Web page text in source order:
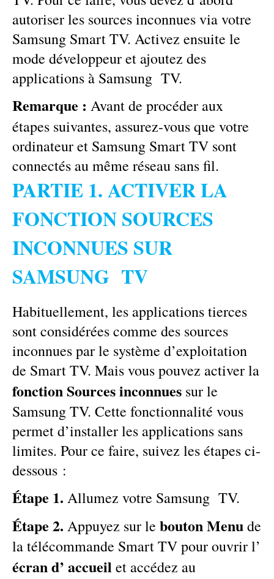
autoriser les sources inconnues via votre
Samsung Smart TV. Activez ensuite le
mode développeur et ajoutez des
applications à Samsung TV.
Remarque : Avant de procéder aux
étapes suivantes, assurez-vous que votre
ordinateur et Samsung Smart TV sont
connectés au même réseau sans fil.
PARTIE 1. ACTIVER LA
FONCTION SOURCES
INCONNUES SUR
SAMSUNG TV
Habituellement, les applications tierces
sont considérées comme des sources
inconnues par le système d’exploitation
de Smart TV. Mais vous pouvez activer la
fonction Sources inconnues sur le
Samsung TV. Cette fonctionnalité vous
permet d’installer les applications sans
limites. Pour ce faire, suivez les étapes ci-
dessous :
Étape 1. Allumez votre Samsung TV.
Étape 2. Appuyez sur le bouton Menude
la télécommande Smart TV pour ouvrir l’
écran d’ accueil et accédez au